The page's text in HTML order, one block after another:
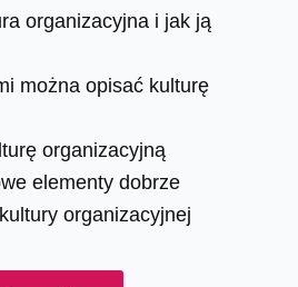
organizacyjna i jak ją
można opisać kulturę
organizacyjną
elementy dobrze
organizacyjnej